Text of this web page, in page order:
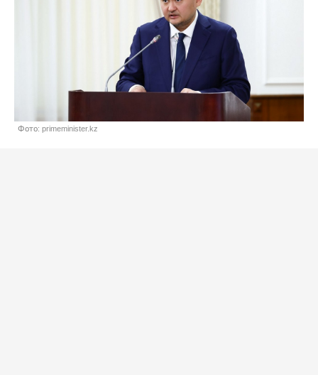
Фото: primeminister.kz